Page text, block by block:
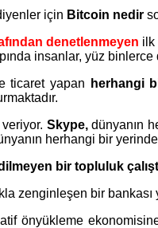
için Bitcoin nedir
denetlenmeyen ilk
insanlar, yüz
ticaret yapan
herhangi
Skype,dünyanın
herhangi bir
bir topluluk
zenginleşen bir
önyükleme